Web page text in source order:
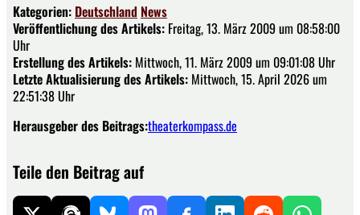
Kategorien: Deutschland News
Veröffentlichung des Artikels: Freitag, 13. März 2009 um 08:58:00
Uhr
Erstellung des Artikels: Mittwoch, 11. März 2009 um 09:01:08 Uhr
Letzte Aktualisierung des Artikels: Mittwoch, 15. April 2026 um
22:51:38 Uhr
Herausgeber des Beitrags:theaterkompass.de
Teile den Beitrag auf